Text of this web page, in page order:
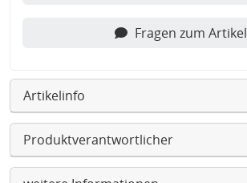
Fragen zum Artikel
Artikelinfo
Produktverantwortlicher